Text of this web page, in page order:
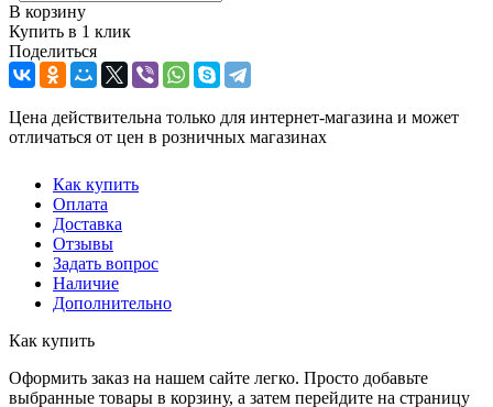
В корзину
Купить в 1 клик
Поделиться
Цена действительна только для интернет-магазина и может
отличаться от цен в розничных магазинах
Как купить
Оплата
Доставка
Отзывы
Задать вопрос
Наличие
Дополнительно
Как купить
Оформить заказ на нашем сайте легко. Просто добавьте
выбранные товары в корзину, а затем перейдите на страницу